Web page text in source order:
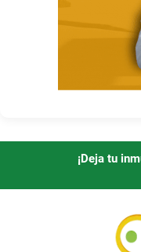
¡Deja tu